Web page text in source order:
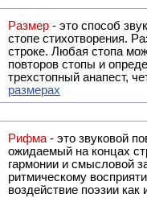
Размер - это способ
стопе стихотворения.
строке. Любая стопа
повторов стопы и
трехстопный анапест,
размерах
Рифма - это звуковой повтор, традиционно используемый в поэзии и, как
ожидаемый на концах
гармонии и смысловой
ритмическому
воздействие поэзии